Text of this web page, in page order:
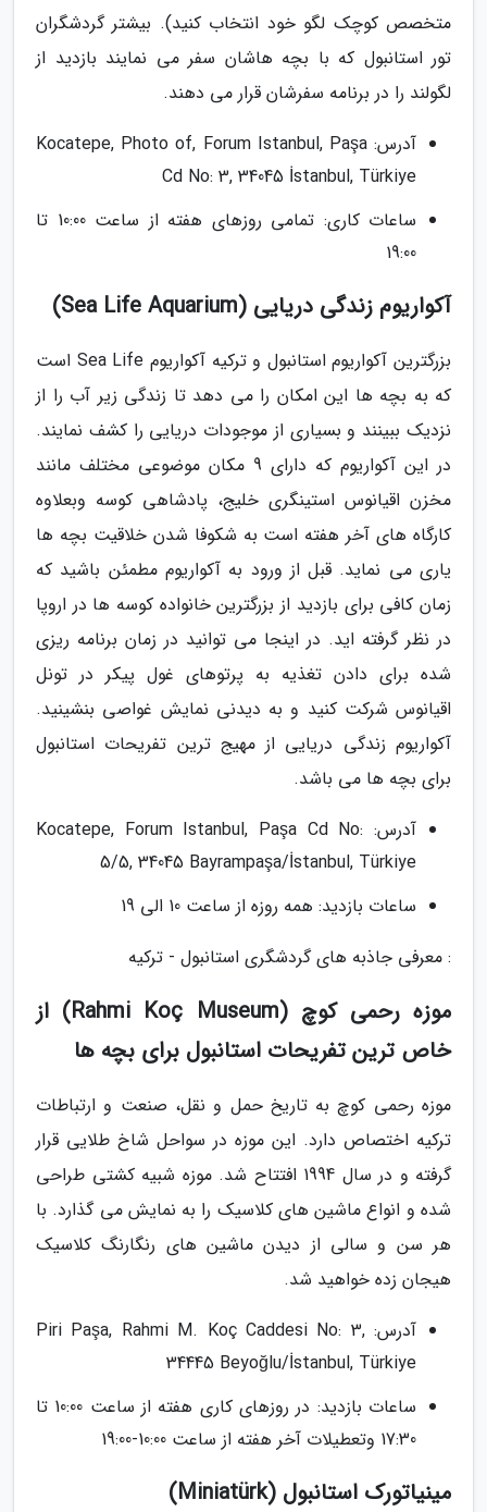
متخصص کوچک لگو خود انتخاب کنید). بیشتر گردشگران
تور استانبول که با بچه هاشان سفر می نمایند بازدید از
لگولند را در برنامه سفرشان قرار می دهند.
آدرس: Kocatepe, Photo of, Forum Istanbul, Paşa
Cd No: 3, 34045 İstanbul, Türkiye
ساعات کاری: تمامی روزهای هفته از ساعت 10:00 تا
19:00
آکواریوم زندگی دریایی (Sea Life Aquarium)
بزرگترین آکواریوم استانبول و ترکیه آکواریوم Sea Life است
که به بچه ها این امکان را می دهد تا زندگی زیر آب را از
نزدیک ببینند و بسیاری از موجودات دریایی را کشف نمایند.
در این آکواریوم که دارای 9 مکان موضوعی مختلف مانند
مخزن اقیانوس استینگری خلیج، پادشاهی کوسه وبعلاوه
کارگاه های آخر هفته است به شکوفا شدن خلاقیت بچه ها
یاری می نماید. قبل از ورود به آکواریوم مطمئن باشید که
زمان کافی برای بازدید از بزرگترین خانواده کوسه ها در اروپا
در نظر گرفته اید. در اینجا می توانید در زمان برنامه ریزی
شده برای دادن تغذیه به پرتوهای غول پیکر در تونل
اقیانوس شرکت کنید و به دیدنی نمایش غواصی بنشینید.
آکواریوم زندگی دریایی از مهیج ترین تفریحات استانبول
برای بچه ها می باشد.
آدرس: Kocatepe, Forum Istanbul, Paşa Cd No:
5/5, 34045 Bayrampaşa/İstanbul, Türkiye
ساعات بازدید: همه روزه از ساعت 10 الی 19
: معرفی جاذبه های گردشگری استانبول - ترکیه
موزه رحمی کوچ (Rahmi Koç Museum) از
خاص ترین تفریحات استانبول برای بچه ها
موزه رحمی کوچ به تاریخ حمل و نقل، صنعت و ارتباطات
ترکیه اختصاص دارد. این موزه در سواحل شاخ طلایی قرار
گرفته و در سال 1994 افتتاح شد. موزه شبیه کشتی طراحی
شده و انواع ماشین های کلاسیک را به نمایش می گذارد. با
هر سن و سالی از دیدن ماشین های رنگارنگ کلاسیک
هیجان زده خواهید شد.
آدرس: Piri Paşa, Rahmi M. Koç Caddesi No: 3,
34445 Beyoğlu/İstanbul, Türkiye
ساعات بازدید: در روزهای کاری هفته از ساعت 10:00 تا
17:30 وتعطیلات آخر هفته از ساعت 10:00-19:00
مینیاتورک استانبول (Miniatürk)